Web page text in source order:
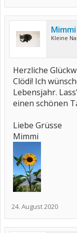
Mimmi
Kleine
Herzliche
Clödi! Ich
Lebensjahr.
einen schönen
Liebe Grüsse
Mimmi
24. August 2020